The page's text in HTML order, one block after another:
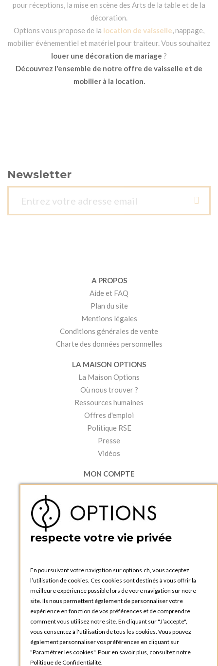
pour réceptions, la mise en scène des Arts de la table et de la
décoration.
Options vous propose de la location de vaisselle, nappage,
mobilier événementiel et matériel pour traiteur. Vous souhaitez
louer une décoration de mariage ?
Découvrez l'ensemble de notre offre de vaisselle et de
mobilier à la location.
Newsletter
A PROPOS
Aide et FAQ
Plan du site
Mentions légales
Conditions générales de vente
Charte des données personnelles
LA MAISON OPTIONS
La Maison Options
Où nous trouver ?
Ressources humaines
Offres d'emploi
Politique RSE
Presse
Vidéos
MON COMPTE
Accéder à mon compte
Créer un compte
PRATIQUE
Catalogues et bons de commande
Tutoriels
OPTIONS GENÈVE
81, Route du Bois-des-Frères
1219 Le Lignon
respecte votre vie privée
En poursuivant votre navigation sur options.ch, vous acceptez
l’utilisation de cookies. Ces cookies sont destinés à vous offrir la
meilleure expérience possible lors de votre navigation sur notre
site. Ils nous permettent également de personnaliser votre
expérience en fonction de vos préférences et de comprendre
comment vous utilisez notre site. En cliquant sur "J’accepte",
vous consentez à l'utilisation de tous les cookies. Vous pouvez
également personnaliser vos préférences en cliquant sur
"Paramétrer les cookies". Pour en savoir plus, consultez notre
Politique de Confidentialité.